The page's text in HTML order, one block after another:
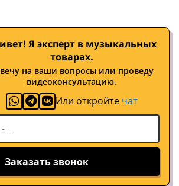
Я эксперт в музыкальных
товарах.
на ваши вопросы или проведу
видеоконсультацию.
Или откройте чат
Заказать звонок